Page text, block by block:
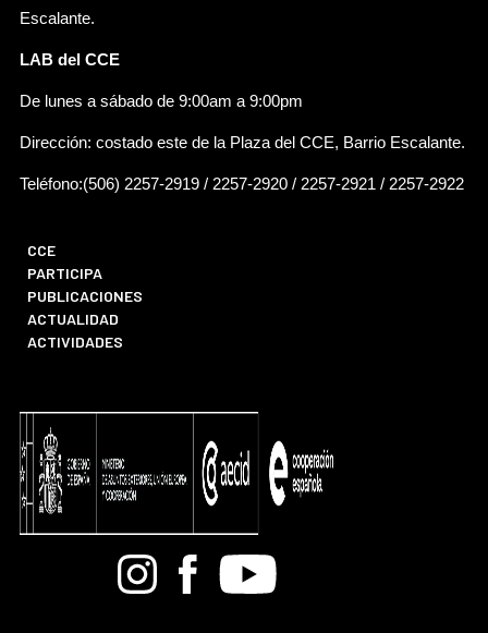
Escalante.
LAB del CCE
De lunes a sábado de 9:00am a 9:00pm
Dirección: costado este de la Plaza del CCE, Barrio Escalante.
Teléfono:(506) 2257-2919 / 2257-2920 / 2257-2921 / 2257-2922
CCE
PARTICIPA
PUBLICACIONES
ACTUALIDAD
ACTIVIDADES
BandcampInstagramFacebook
Youtube